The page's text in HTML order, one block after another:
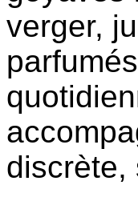
verger,
discrète,